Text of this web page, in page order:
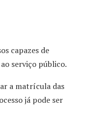
capazes de
serviço público.
a matrícula das
já pode ser